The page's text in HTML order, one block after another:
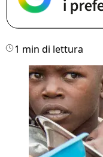
1 min di lettura